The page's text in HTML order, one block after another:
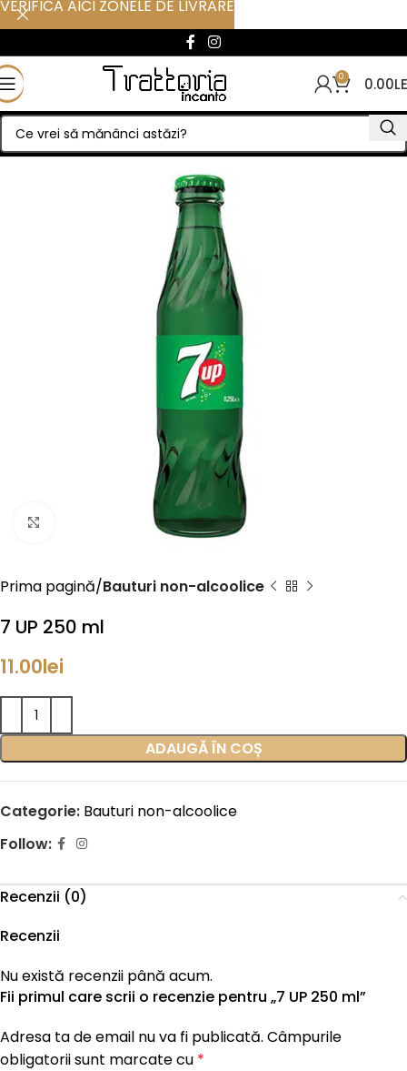
0 0.00
Click to enlarge
Prima pagină Bauturi non-alcoolice
7 UP 250 ml
11.00lei
ADAUGĂ ÎN COȘ
Categorie: Bauturi non-alcoolice
Follow:
Recenzii (0)
Recenzii
Nu există recenzii până acum.
Fii primul care scrii o recenzie pentru „7 UP 250 ml”
Adresa ta de email nu va fi publicată. Câmpurile
obligatorii sunt marcate cu *
VERIFICA AICI ZONELE DE LIVRARE